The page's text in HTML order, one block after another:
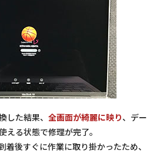
した結果、 全画面が綺麗に映り、デー
える状態で修理が完了。
着後すぐに作業に取り掛かったため、